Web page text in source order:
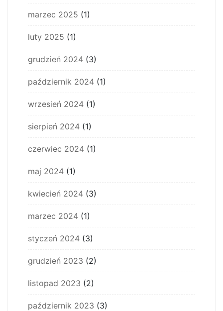
marzec 2025 (1)
luty 2025 (1)
grudzień 2024 (3)
październik 2024 (1)
wrzesień 2024 (1)
sierpień 2024 (1)
czerwiec 2024 (1)
maj 2024 (1)
kwiecień 2024 (3)
marzec 2024 (1)
styczeń 2024 (3)
grudzień 2023 (2)
listopad 2023 (2)
październik 2023 (3)